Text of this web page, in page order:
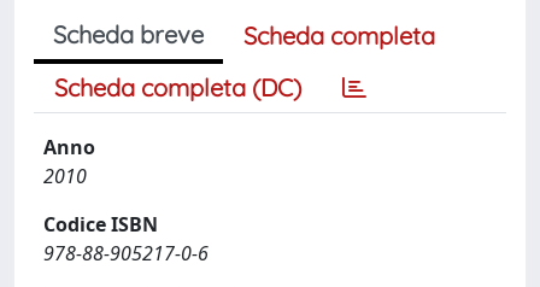
Scheda breve
Scheda completa
Scheda completa (DC)
Anno
2010
Codice ISBN
978-88-905217-0-6